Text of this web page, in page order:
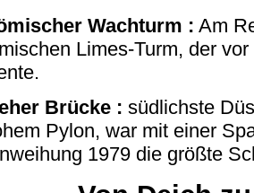
Wachturm : Am
Limes-Turm, der
Brücke : südlichste
Pylon, war mit einer
1979 die größte